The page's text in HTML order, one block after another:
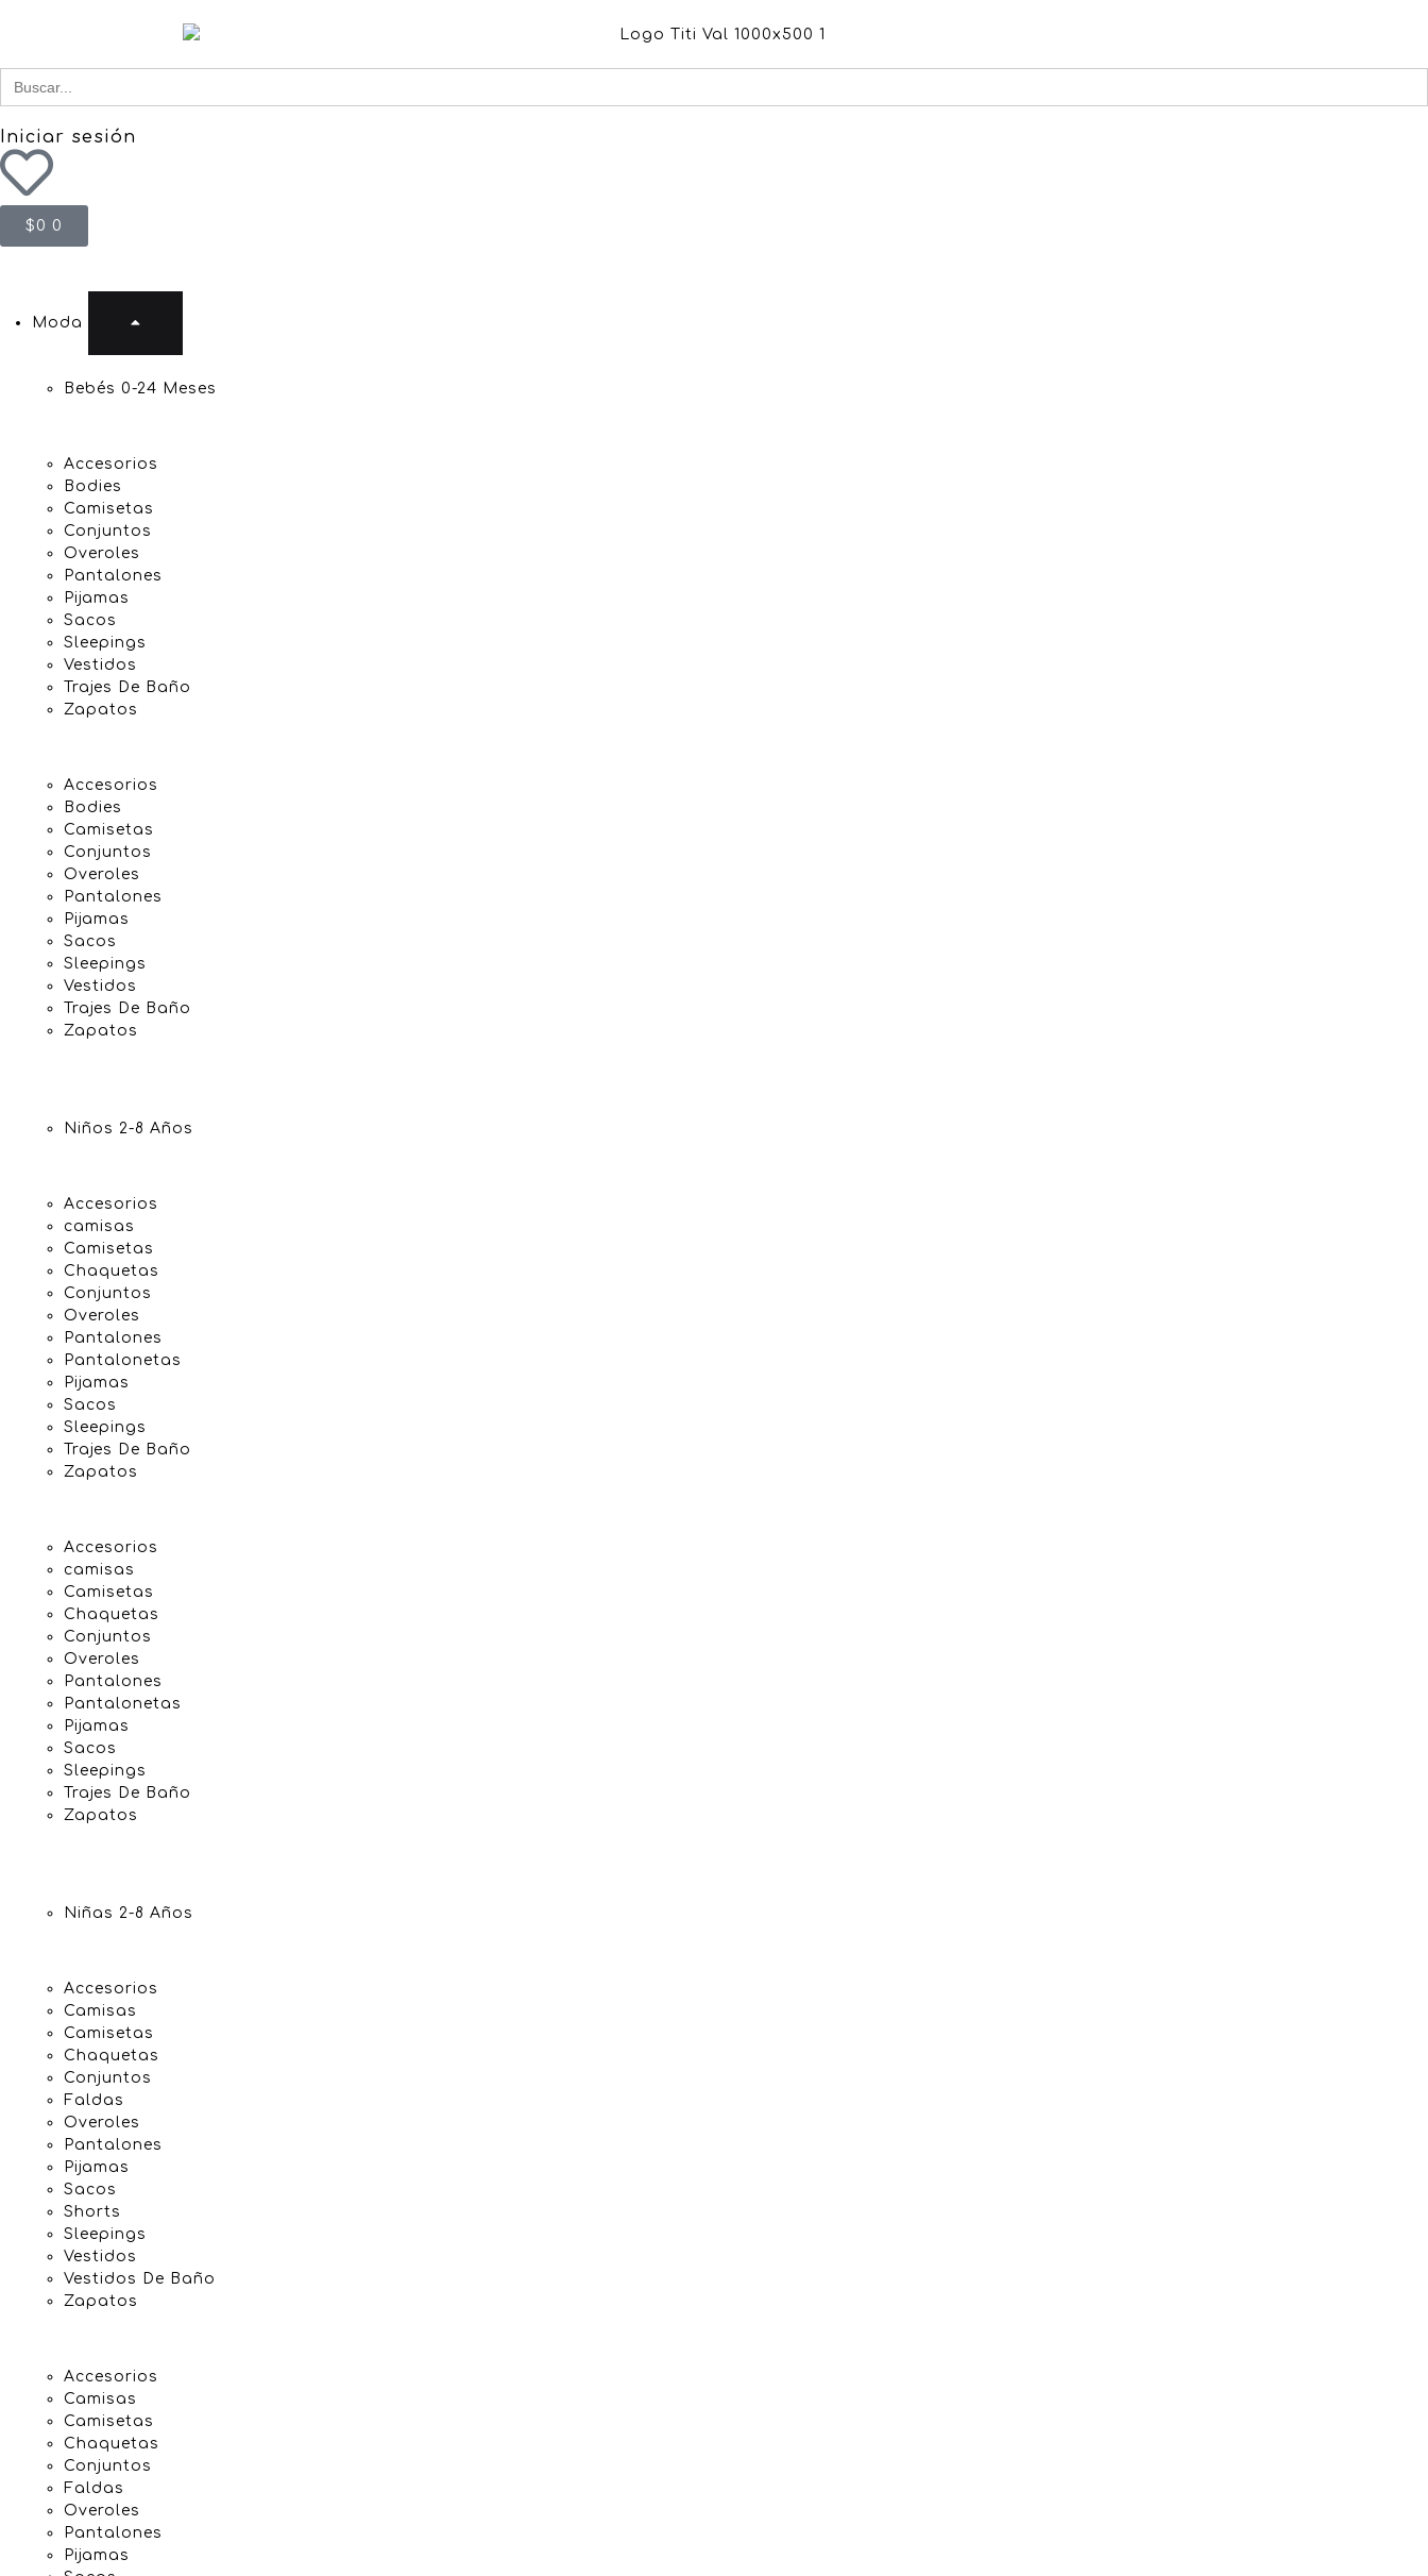
Buscar
for:
Iniciar sesión
$0 0
Moda
Bebés 0-24 Meses
Accesorios
Bodies
Camisetas
Conjuntos
Overoles
Pantalones
Pijamas
Sacos
Sleepings
Vestidos
Trajes De Baño
Zapatos
Accesorios
Bodies
Camisetas
Conjuntos
Overoles
Pantalones
Pijamas
Sacos
Sleepings
Vestidos
Trajes De Baño
Zapatos
Niños 2-8 Años
Accesorios
camisas
Camisetas
Chaquetas
Conjuntos
Overoles
Pantalones
Pantalonetas
Pijamas
Sacos
Sleepings
Trajes De Baño
Zapatos
Accesorios
camisas
Camisetas
Chaquetas
Conjuntos
Overoles
Pantalones
Pantalonetas
Pijamas
Sacos
Sleepings
Trajes De Baño
Zapatos
Niñas 2-8 Años
Accesorios
Camisas
Camisetas
Chaquetas
Conjuntos
Faldas
Overoles
Pantalones
Pijamas
Sacos
Shorts
Sleepings
Vestidos
Vestidos De Baño
Zapatos
Accesorios
Camisas
Camisetas
Chaquetas
Conjuntos
Faldas
Overoles
Pantalones
Pijamas